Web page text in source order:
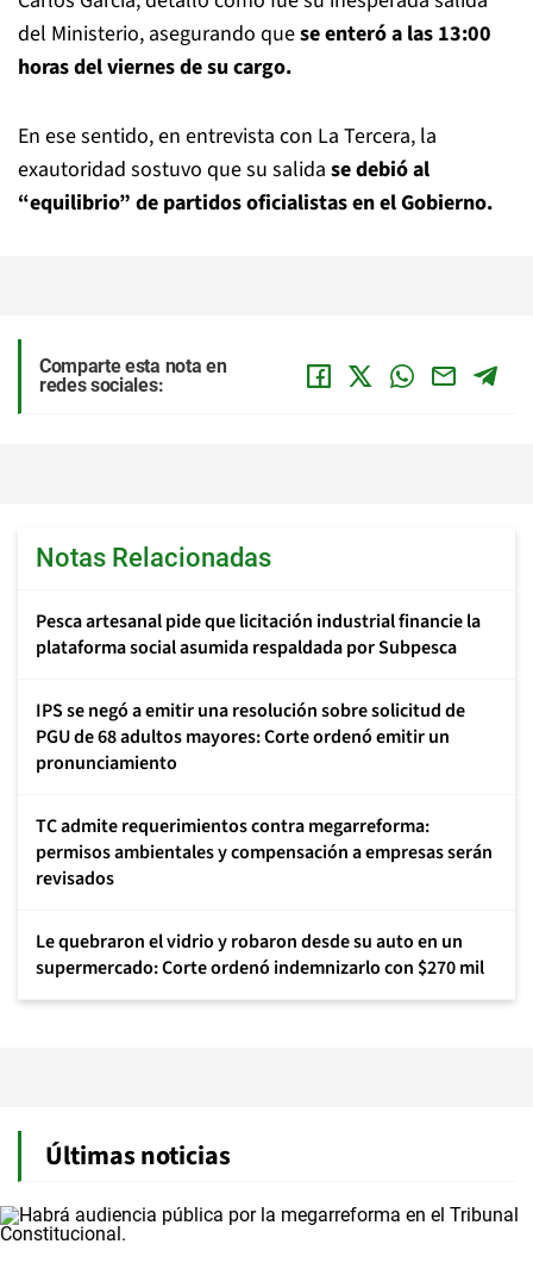
del Ministerio, asegurando quese enteró a las 13:00
horas del viernes de su cargo.
En ese sentido, en entrevista con La Tercera, la
exautoridad sostuvo que su salida se debió al
“equilibrio” de partidos oficialistas en el Gobierno.
Comparte esta nota en
redes sociales:
Notas Relacionadas
Pesca artesanal pide que licitación industrial financie la
plataforma social asumida respaldada por Subpesca
IPS se negó a emitir una resolución sobre solicitud de
PGU de 68 adultos mayores: Corte ordenó emitir un
pronunciamiento
TC admite requerimientos contra megarreforma:
permisos ambientales y compensación a empresas serán
revisados
Le quebraron el vidrio y robaron desde su auto en un
supermercado: Corte ordenó indemnizarlo con $270 mil
Últimas noticias